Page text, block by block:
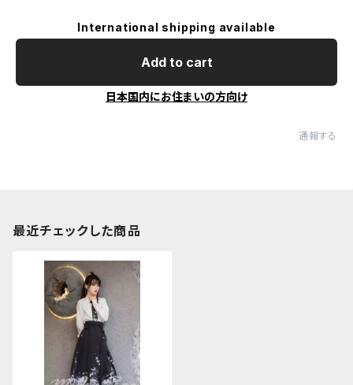
International shipping available
Add to cart
日本国内にお住まいの方向け
通報する
最近チェックした商品